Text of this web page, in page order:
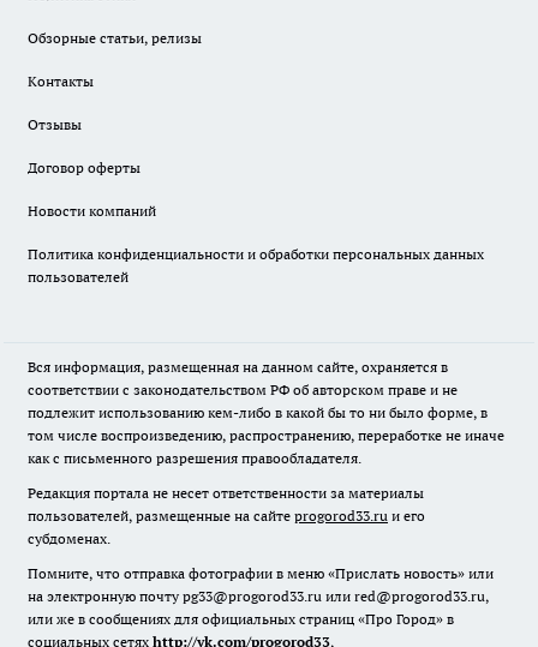
Обзорные статьи, релизы
Контакты
Отзывы
Договор оферты
Новости компаний
Политика конфиденциальности и обработки персональных данных
пользователей
Вся информация, размещенная на данном сайте, охраняется в
соответствии с законодательством РФ об авторском праве и не
подлежит использованию кем-либо в какой бы то ни было форме, в
том числе воспроизведению, распространению, переработке не иначе
как с письменного разрешения правообладателя.
Редакция портала не несет ответственности за материалы
пользователей, размещенные на сайте progorod33.ru и его
субдоменах.
Помните, что отправка фотографии в меню «Прислать новость» или
на электронную почту pg33@progorod33.ru или red@progorod33.ru,
или же в сообщениях для официальных страниц «Про Город» в
социальных сетях http://vk.com/progorod33,